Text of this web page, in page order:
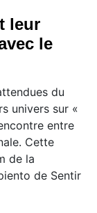
leur
le
du
univers sur «
entre
Cette
de la
de Sentir